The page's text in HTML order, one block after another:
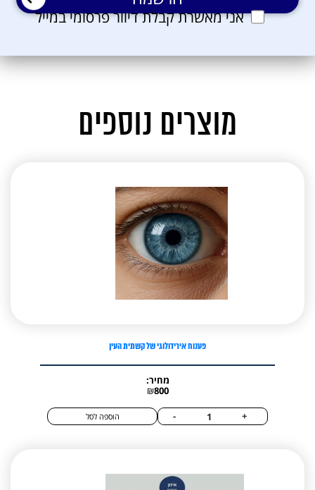
אני מאשרת קבלת דיוור פרסומי במייל
אני מאשרת קבלת דיוור פרסומי במייל
מוצרים נוספים
פענוח אירידולוגי של קשתית העין
מחיר:
₪800
+
כמות
- הוספה לסל